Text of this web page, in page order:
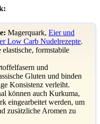
Magerquark, Eier und
Low Carb Nudelrezepte.
formstabile
und
Gluten und binden
Konsistenz verleiht.
können auch Kurkuma,
eingearbeitet werden, um
zusätzliche Aromen zu